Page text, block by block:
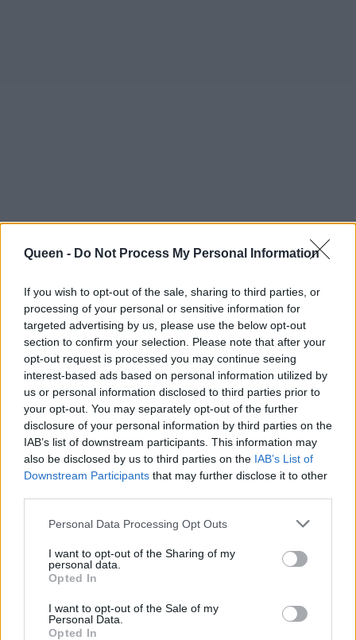
Queen - Do Not Process My Personal Information
If you wish to opt-out of the sale, sharing to third parties, or
processing of your personal or sensitive information for
targeted advertising by us, please use the below opt-out
section to confirm your selection. Please note that after your
opt-out request is processed you may continue seeing
interest-based ads based on personal information utilized by
us or personal information disclosed to third parties prior to
your opt-out. You may separately opt-out of the further
disclosure of your personal information by third parties on the
IAB’s list of downstream participants. This information may
also be disclosed by us to third parties on the IAB’s List of
Downstream Participants that may further disclose it to other
Personal Data Processing Opt Outs
I want to opt-out of the Sharing of my
personal data.
Opted In
I want to opt-out of the Sale of my
Personal Data.
Opted In
Ανυπομονείς να δεις την εμφάνιση της
Zendaya! Δες την στην παρακάτω gallery!